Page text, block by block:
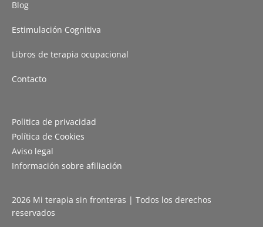
Blog
Estimulación Cognitiva
Libros de terapia ocupacional
Contacto
Politica de privacidad
Política de Cookies
Aviso legal
Información sobre afiliación
2026 Mi terapia sin fronteras | Todos los derechos
reservados